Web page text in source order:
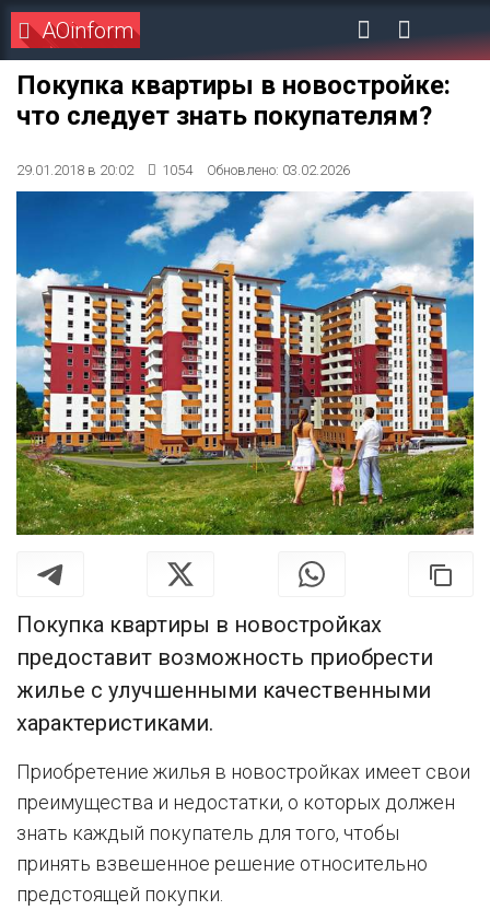
AOinform
Покупка квартиры в новостройке:
что следует знать покупателям?
29.01.2018 в 20:02 1054 Обновлено: 03.02.2026
Покупка квартиры в новостройках
предоставит возможность приобрести
жилье с улучшенными качественными
характеристиками.
Приобретение жилья в новостройках имеет свои
преимущества и недостатки, о которых должен
знать каждый покупатель для того, чтобы
принять взвешенное решение относительно
предстоящей покупки.